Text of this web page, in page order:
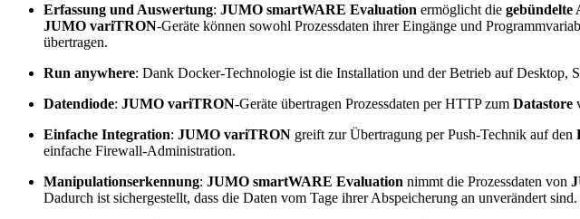
Erfassung und Auswertung: JUMO smartWARE Evaluation ermöglicht die gebündelte
JUMO variTRON-Geräte können sowohl Prozessdaten ihrer Eingänge und
übertragen.
Run anywhere: Dank Docker-Technologie ist die Installation und der Betrieb auf Desktop,
Datendiode: JUMO variTRON-Geräte übertragen Prozessdaten per HTTP zum Datastore
Einfache Integration: JUMO variTRON greift zur Übertragung per Push-Technik auf den
einfache Firewall-Administration.
Manipulationserkennung: JUMO smartWARE Evaluation nimmt die Prozessdaten von
Dadurch ist sichergestellt, dass die Daten vom Tage ihrer Abspeicherung an unverändert sind.